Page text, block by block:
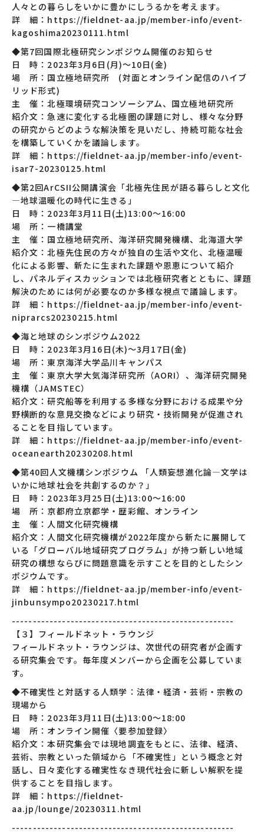
人々との暮らしをいかに豊かにしうるかを考えます。
詳 細：https://fieldnet-aa.jp/member-info/event-
kagoshima20230111.html
◆第7回国際北極研究シンポジウム開催のお知らせ
日 時：2023年3月6日(月)～10日(金)
場 所：国立極地研究所 (対面とオンライン配信のハイブ
リッド形式)
主 催：北極環境研究コンソーシアム、国立極地研究所
紹介文：急速に変化する北極圏の課題に対し、様々な分野
の研究からどのような解決策を見いだし、持続可能な社会
を構築していくかを議論します。
詳 細：https://fieldnet-aa.jp/member-info/event-
isar7-20230125.html
◆第2回ArCSII公開講演会「北極先住民が語る暮らしと文化
―地球温暖化の時代に生きる」
日 時：2023年3月11日(土)13:00〜16:00
場 所：一橋講堂
主 催：国立極地研究所、海洋研究開発機構、北海道大学
紹介文：北極先住民の方々が独自の生活や文化、北極温暖
化による影響、新たに生まれた課題や恩恵について紹介
し、パネルディスカッションでは北極研究者とともに、課題
解決のためには何が必要なのか多様な視点で議論します。
詳 細：https://fieldnet-aa.jp/member-info/event-
niprarcs20230215.html
◆海と地球のシンポジウム2022
日 時：2023年3月16日(木)〜3月17日(金)
場 所：東京海洋大学品川キャンパス
主 催：東京大学大気海洋研究所（AORI）、海洋研究開発
機構（JAMSTEC）
紹介文：研究船等を利用する多様な分野における成果や分
野横断的な意見交換などにより研究・技術開発が促進され
ることを目指しています。
詳 細：https://fieldnet-aa.jp/member-info/event-
oceanearth20230208.html
◆第40回人文機構シンポジウム 「人類妄想進化論―文学は
いかに地球社会を共創するのか？」
日 時：2023年3月25日(土)13:00～16:00
場 所：京都府立京都学・歴彩館、オンライン
主 催：人間文化研究機構
紹介文：人間文化研究機構が2022年度から新たに展開して
いる「グローバル地域研究プログラム」が持つ新しい地域
研究の構想ならびに問題意識を示すことを目的としたシン
ポジウムです。
詳 細：https://fieldnet-aa.jp/member-info/event-
jinbunsympo20230217.html
-----------------------------------------------------
【３】フィールドネット・ラウンジ
フィールドネット・ラウンジは、次世代の研究者が企画す
る研究集会です。毎年度メンバーから企画を公募していま
す。
◆不確実性と対話する人類学：法律・経済・芸術・宗教の
現場から
日 時：2023年3月11日(土)13:00～18:00
場 所：オンライン開催〈要参加登録〉
紹介文：本研究集会では現地調査をもとに、法律、経済、
芸術、宗教といった領域から「不確実性」という概念と対
話し、日々変化する確実性なき現代社会に新しい解釈を提
供することを目指します。
詳 細：https://fieldnet-
aa.jp/lounge/20230311.html
-----------------------------------------------------